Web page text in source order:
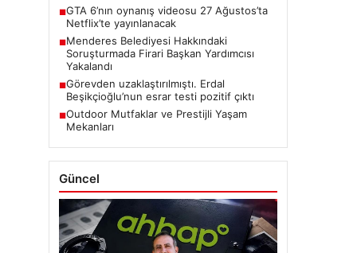
■GTA 6’nın oynanış videosu 27 Ağustos’ta
Netflix’te yayınlanacak
■Menderes Belediyesi Hakkındaki
Soruşturmada Firari Başkan Yardımcısı
Yakalandı
■Görevden uzaklaştırılmıştı. Erdal
Beşikçioğlu’nun esrar testi pozitif çıktı
■Outdoor Mutfaklar ve Prestijli Yaşam
Mekanları
Güncel